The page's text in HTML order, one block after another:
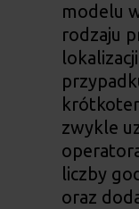
modelu
rodzaju
zwykle
liczby
oraz